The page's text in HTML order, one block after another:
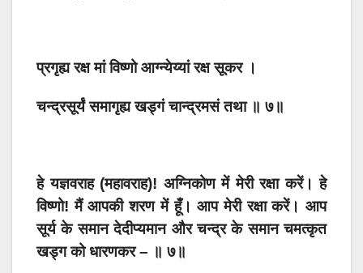
प्रगृह्य रक्ष मां विष्णो आग्न्येय्यां रक्ष सूकर ।
चन्द्रसूर्यं समागृह्य खड्गं चान्द्रमसं तथा ॥ ७॥
हे यज्ञवराह (महावराह)! अग्निकोण में मेरी रक्षा करें। हे
विष्णो! मैं आपकी शरण में हूँ। आप मेरी रक्षा करें। आप
सूर्य के समान देदीप्यमान और चन्द्र के समान चमत्कृत
खड्ग को धारणकर – ॥ ७॥